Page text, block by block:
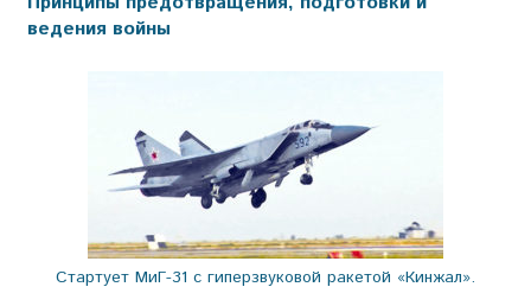
ведения войны
Стартует МиГ-31 с гиперзвуковой ракетой «Кинжал».